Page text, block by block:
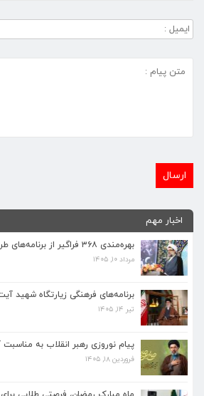
اخبار مهم
بهره‌مندی ۳۶۸ فراگیر از برنامه‌های طرح تابستا...
مرداد ۱۰, ۱۴۰۵
برنامه‌های فرهنگی زیارتگاه شهید
تیر ۱۴, ۱۴۰۵
پیام نوروزی رهبر انقلاب به مناسبت
فروردین ۱۸, ۱۴۰۵
برنامه‌های فرهنگی زیارتگاه شهید آیت‌الله مدرس...
پیام نوروزی رهبر انقلاب به مناسبت آغاز سال ۱۴...
ماه مبارک رمضان، فرصتی طلایی برای تزکیه نفس،
اسفند ۵, ۱۴۰۴